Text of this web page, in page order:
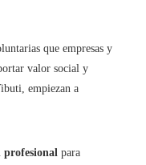
que empresas y
valor social y
empiezan a
profesional para